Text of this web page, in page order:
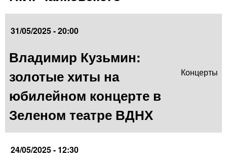
31/05/2025 - 20:00
Владимир Кузьмин:
золотые хиты на
юбилейном концерте в
Зеленом театре ВДНХ
Концерты
24/05/2025 - 12:30